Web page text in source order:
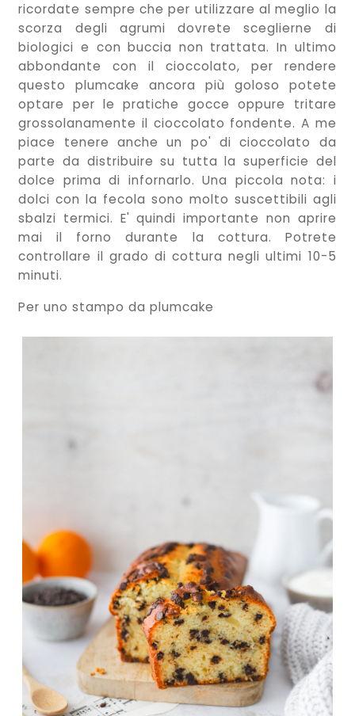
ricordate sempre che per utilizzare al meglio la
scorza degli agrumi dovrete sceglierne di
biologici e con buccia non trattata. In ultimo
abbondante con il cioccolato, per rendere
questo plumcake ancora più goloso potete
optare per le pratiche gocce oppure tritare
grossolanamente il cioccolato fondente. A me
piace tenere anche un po' di cioccolato da
parte da distribuire su tutta la superficie del
dolce prima di infornarlo. Una piccola nota: i
dolci con la fecola sono molto suscettibili agli
sbalzi termici. E' quindi importante non aprire
mai il forno durante la cottura. Potrete
controllare il grado di cottura negli ultimi 10-5
minuti.
Per uno stampo da plumcake